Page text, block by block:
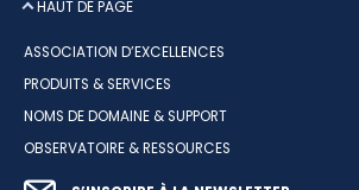
HAUT DE PAGE
ASSOCIATION D’EXCELLENCES
PRODUITS & SERVICES
NOMS DE DOMAINE & SUPPORT
OBSERVATOIRE & RESSOURCES